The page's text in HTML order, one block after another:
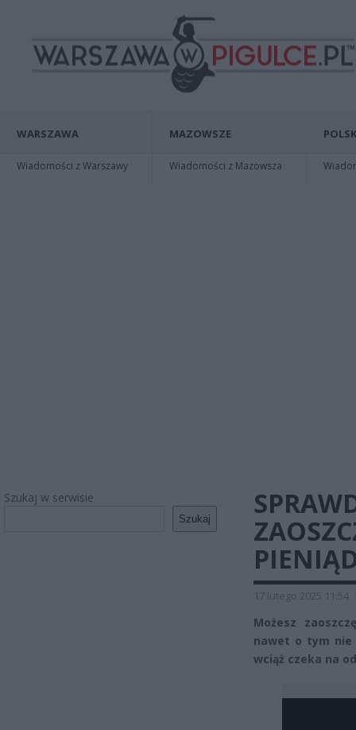
WARSZAWA
Wiadomości z Warszawy
MAZOWSZE
Wiadomości z Mazowsza
Szukaj w serwisie
Szukaj
17 lutego 2025 11:54
Możesz
nawet o tym nie
wciąż czeka na